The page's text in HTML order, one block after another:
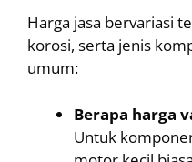
Harga jasa bervariasi
korosi, serta jenis
umum:
Berapa harga
Untuk